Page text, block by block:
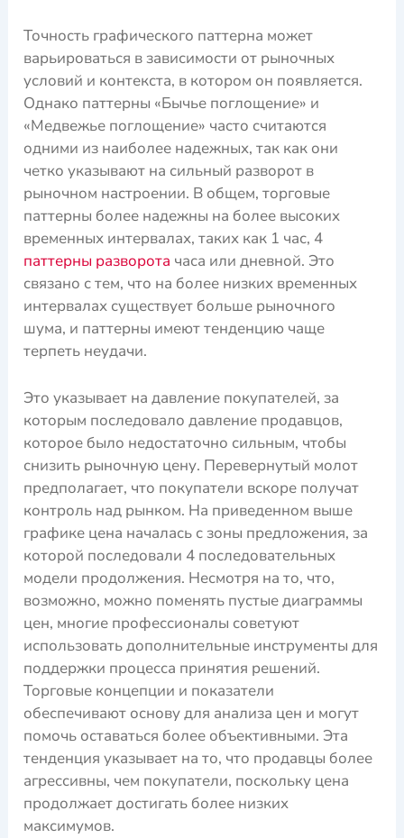
Точность графического паттерна может
варьироваться в зависимости от рыночных
условий и контекста, в котором он появляется.
Однако паттерны «Бычье поглощение» и
«Медвежье поглощение» часто считаются
одними из наиболее надежных, так как они
четко указывают на сильный разворот в
рыночном настроении. В общем, торговые
паттерны более надежны на более высоких
временных интервалах, таких как 1 час, 4
паттерны разворота часа или дневной. Это
связано с тем, что на более низких временных
интервалах существует больше рыночного
шума, и паттерны имеют тенденцию чаще
терпеть неудачи.
Это указывает на давление покупателей, за
которым последовало давление продавцов,
которое было недостаточно сильным, чтобы
снизить рыночную цену. Перевернутый молот
предполагает, что покупатели вскоре получат
контроль над рынком. На приведенном выше
графике цена началась с зоны предложения, за
которой последовали 4 последовательных
модели продолжения. Несмотря на то, что,
возможно, можно поменять пустые диаграммы
цен, многие профессионалы советуют
использовать дополнительные инструменты для
поддержки процесса принятия решений.
Торговые концепции и показатели
обеспечивают основу для анализа цен и могут
помочь оставаться более объективными. Эта
тенденция указывает на то, что продавцы более
агрессивны, чем покупатели, поскольку цена
продолжает достигать более низких
максимумов.